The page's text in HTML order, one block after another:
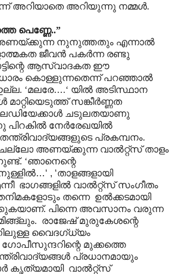
അറിയാതെ അറിയുന്നു നമ്മൾ.
പെണ്ണേ..”
അണയ്ക്കുന്ന നുനുത്തതും എന്നാൽ
ജീവൻ പകർന്ന രണ്ടു
ആസ്വാദകത ഈ
കൊള്ളുന്നതെന്ന് പറഞ്ഞാൽ
‘മലരേ….‘ യിൽ അടിസ്ഥാന
സങ്കീർണ്ണത
ചടുലതയാണു
പിറകിൽ നേർരേഖയിൽ
പ്രകമ്പനം.
അണയ്ക്കുന്ന വാൽറ്റ്സ് താളം
‘ഞാനെന്റെ
…‘ , ‘താളങ്ങളായി
ഭാഗങ്ങളിൽ വാൽറ്റ്സ് സംഗീതം
തന്നെ ഉൽക്കടമായി
പിന്നെ അവസാനം വരുന്ന
രാജേഷ് മുരുകേശന്റെ
വൈദഗ്ധ്യം
മുക്കത്തെ
പ്രധാനമായും
കൃത്യമായി വാൽറ്റ്സ്